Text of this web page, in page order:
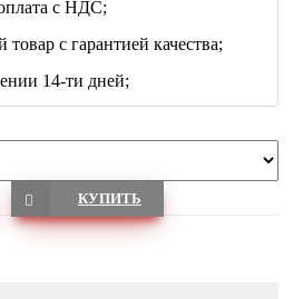
с НДС;
с гарантией качества;
14-ти дней;
КУПИТЬ